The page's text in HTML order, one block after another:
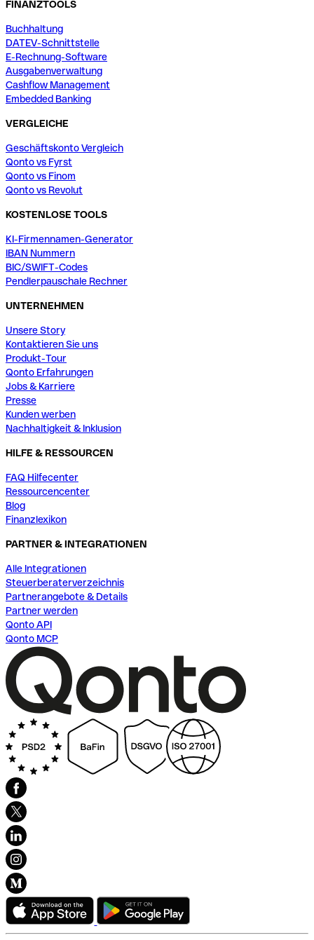
FINANZTOOLS
Buchhaltung
DATEV-Schnittstelle
E-Rechnung-Software
Ausgabenverwaltung
Cashflow Management
Embedded Banking
VERGLEICHE
Geschäftskonto Vergleich
Qonto vs Fyrst
Qonto vs Finom
Qonto vs Revolut
KOSTENLOSE TOOLS
KI-Firmennamen-Generator
IBAN Nummern
BIC/SWIFT-Codes
Pendlerpauschale Rechner
UNTERNEHMEN
Unsere Story
Kontaktieren Sie uns
Produkt-Tour
Qonto Erfahrungen
Jobs & Karriere
Presse
Kunden werben
Nachhaltigkeit & Inklusion
HILFE & RESSOURCEN
FAQ Hilfecenter
Ressourcencenter
Blog
Finanzlexikon
PARTNER & INTEGRATIONEN
Alle Integrationen
Steuerberaterverzeichnis
Partnerangebote & Details
Partner werden
Qonto API
Qonto MCP